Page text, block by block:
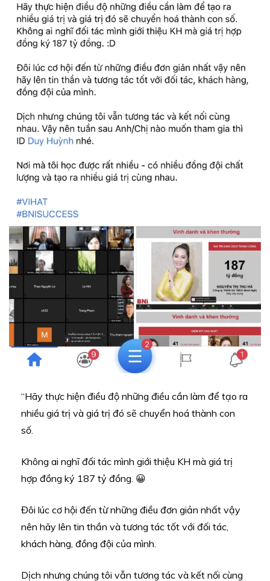
“Hãy thực hiện điều độ những điều cần làm để tạo ra
nhiều giá trị và giá trị đó sẽ chuyển hoá thành con
số.
Không ai nghĩ đối tác mình giới thiệu KH mà giá trị
hợp đồng ký 187 tỷ đồng. 😀
Đôi lúc cơ hội đến từ những điều đơn giản nhất vậy
nên hãy lên tin thần và tương tác tốt với đối tác,
khách hàng, đồng đội của mình.
Dịch nhưng chúng tôi vẫn tương tác và kết nối cùng